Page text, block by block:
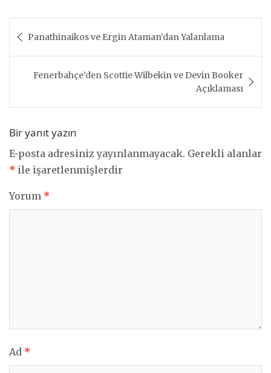
gezinmesi
Panathinaikos ve Ergin Ataman’dan Yalanlama
Fenerbahçe’den Scottie Wilbekin ve Devin Booker
Açıklaması
Bir yanıt yazın
E-posta adresiniz yayınlanmayacak. Gerekli alanlar
* ile işaretlenmişlerdir
Yorum *
Ad *